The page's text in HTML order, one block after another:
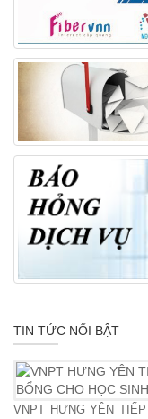
TIN TỨC NỔI BẬT
VNPT HƯNG YÊN